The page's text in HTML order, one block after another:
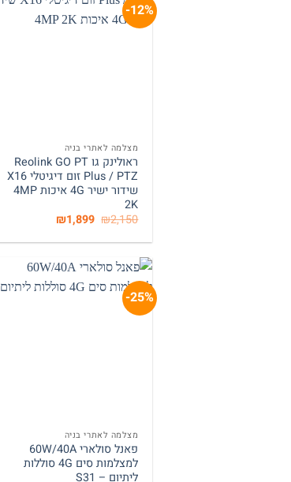
12%-
מצלמה לאתרי בניה
ראולינק גו Reolink GO PT
Plus / PTZ זום דיגיטלי X16
שידור ישיר 4G איכות 4MP
2K
₪2,150 המחיר
המקורי
היה:
₪1,899 המחיר
הוא:
25%-
מצלמה לאתרי בניה
פאנל סולארי 60W/40A
למצלמות סים 4G סוללות
ליתיום – S31